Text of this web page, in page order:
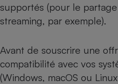
supportés (pour le
streaming, par exemple).
Avant de souscrire une
compatibilité avec vos
(Windows, macOS ou